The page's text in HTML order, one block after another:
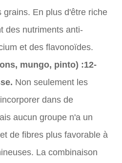
grains. En plus d'être riche
des nutriments anti-
et des flavonoïdes.
mungo, pinto) :12-
Non seulement les
dans de
aucun groupe n'a un
de fibres plus favorable à
La combinaison